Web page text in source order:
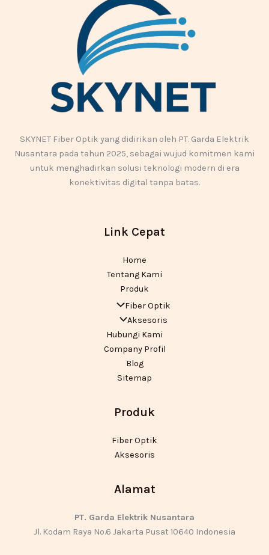
SKYNET Fiber Optik yang didirikan oleh PT. Garda Elektrik
Nusantara pada tahun 2025, sebagai wujud komitmen kami
untuk menghadirkan solusi teknologi modern di era
konektivitas digital tanpa batas.
Link Cepat
Home
Tentang Kami
Produk
Fiber Optik
Aksesoris
Hubungi Kami
Company Profil
Blog
Sitemap
Produk
Fiber Optik
Aksesoris
Alamat
PT. Garda Elektrik Nusantara
Jl. Kodam Raya No.6 Jakarta Pusat 10640 Indonesia